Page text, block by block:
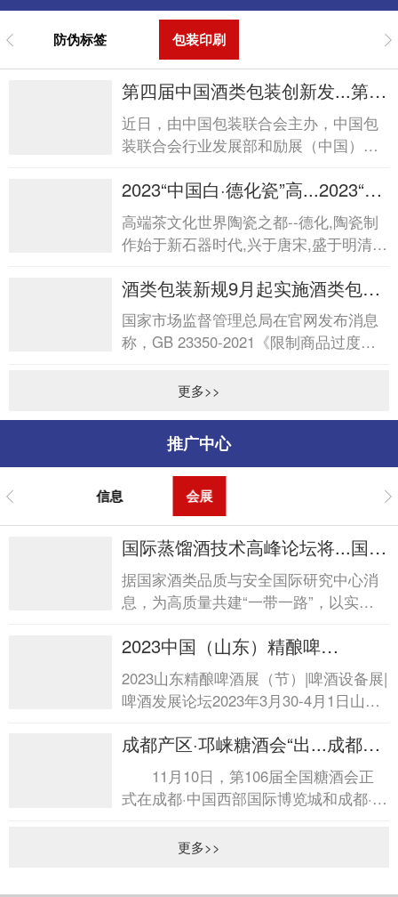
防伪标签 包装印刷
第四届中国酒类包装创新发...第四
届中国酒类包装创新发...
近日，由中国包装联合会主办，中国包
装联合会行业发展部和励展（中国）投
创新发展论坛&rdq...
2023“中国白·德化瓷”高...2023“中
国白·德化瓷”高...
高端茶文化世界陶瓷之都--德化,陶瓷制
作始于新石器时代,兴于唐宋,盛于明清,
以“白”见...
酒类包装新规9月起实施酒类包装
新规9月起实施
国家市场监督管理总局在官网发布消息
称，GB 23350-2021《限制商品过度包
将于2023年9月起实施。新...
更多>>
推广中心
信息 会展
国际蒸馏酒技术高峰论坛将...国际
蒸馏酒技术高峰论坛将...
据国家酒类品质与安全国际研究中心消
息，为高质量共建“一带一路”，以实际
酒创新技术...
2023中国（山东）精酿啤
酒...2023中国（山东）精酿啤酒...
2023山东精酿啤酒展（节）|啤酒设备展|
啤酒发展论坛2023年3月30-4月1日山东
着精酿啤酒市场的...
成都产区·邛崃糖酒会“出...成都产
区·邛崃糖酒会“出...
11月10日，第106届全国糖酒会正
式在成都·中国西部国际博览城和成都·世
展中心广...更多>>